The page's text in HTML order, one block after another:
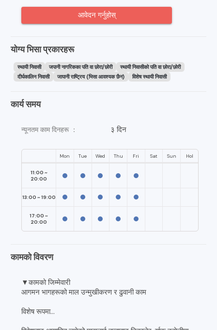
आवेदन गर्नुहोस्
योग्य भिसा प्रकारहरू
स्थायी निवासी जपानी नागरिकका पति वा छोरा/छोरी
स्थायी निवासीको पति वा छोरा/छोरी
दीर्घकालिन निवासी
जापानी राष्ट्रिय (भिसा आवश्यक छैन) विशेष स्थायी निवासी
कार्य समय
न्यूनतम काम दिनहरू ： ३ दिन
Mon Tue Wed Thu Fri Sat Sun Hol
11:00 ~
20:00
13:00 ~ 19:00
17:00 ~
20:00
कामको विवरण
▼कामको जिम्मेवारी
आगमन भागहरूको माल उन्मुखीकरण र ढुवानी काम
विशेष रूपमा...